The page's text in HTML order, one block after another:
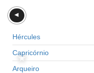
►
Hércules
Capricórnio
Arqueiro